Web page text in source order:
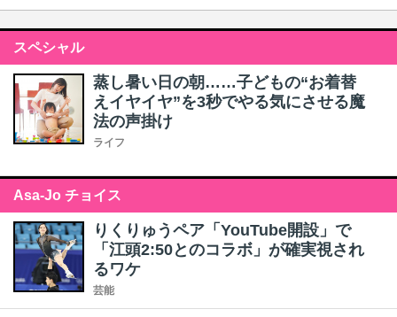
スペシャル
蒸し暑い日の朝……子どもの“お着替
えイヤイヤ”を3秒でやる気にさせる魔
法の声掛け
ライフ
Asa-Jo チョイス
りくりゅうペア「YouTube開設」で
「江頭2:50とのコラボ」が確実視され
るワケ
芸能